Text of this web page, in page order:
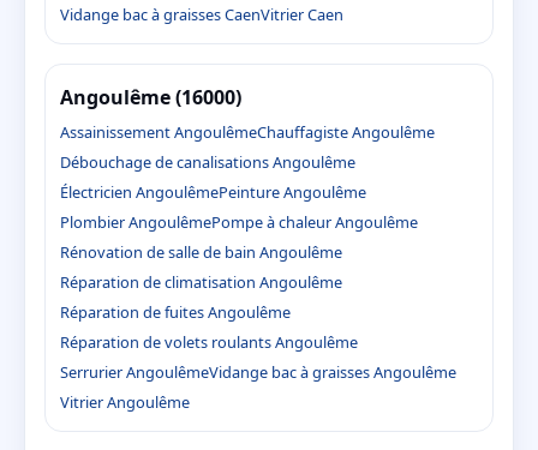
Vidange bac à graisses CaenVitrier Caen
Angoulême (16000)
Assainissement AngoulêmeChauffagiste Angoulême
Débouchage de canalisations Angoulême
Électricien AngoulêmePeinture Angoulême
Plombier AngoulêmePompe à chaleur Angoulême
Rénovation de salle de bain Angoulême
Réparation de climatisation Angoulême
Réparation de fuites Angoulême
Réparation de volets roulants Angoulême
Serrurier AngoulêmeVidange bac à graisses Angoulême
Vitrier Angoulême